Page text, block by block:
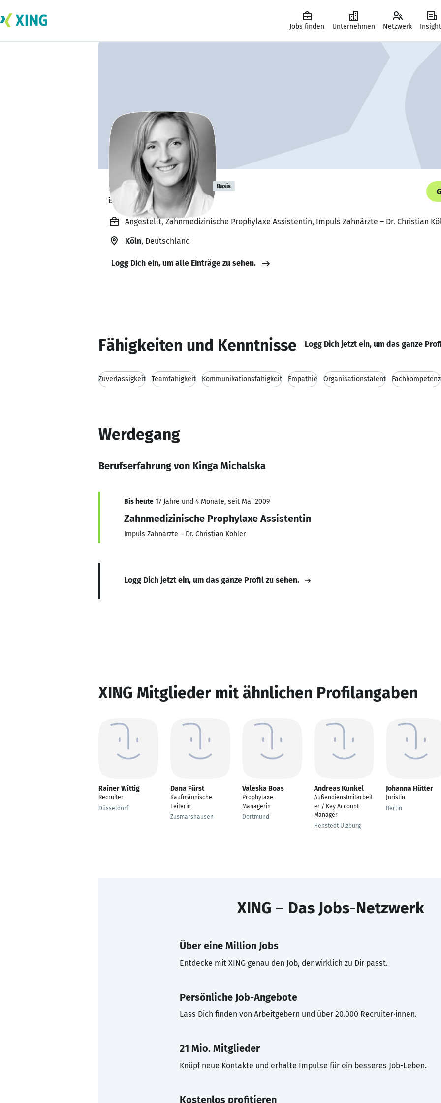
Jobs finden Unternehmen Netzwerk
Kinga Michalska Basis
ist offen für Projekte. 🔎
Angestellt, Zahnmedizinische Prophylaxe Assistentin, Impuls Zahnärzte – Dr. Christian
Köln, Deutschland
Logg Dich ein, um alle Einträge zu sehen.
Fähigkeiten und Kenntnisse Logg Dich jetzt ein, um das ganze
Zuverlässigkeit Teamfähigkeit Kommunikationsfähigkeit Empathie Organisationstalent Fachkompetenz
Werdegang
Berufserfahrung von Kinga Michalska
Bis heute 17 Jahre und 4 Monate, seit Mai 2009
Zahnmedizinische Prophylaxe Assistentin
Impuls Zahnärzte – Dr. Christian Köhler
Logg Dich jetzt ein, um das ganze Profil zu sehen.
XING Mitglieder mit ähnlichen Profilangaben
Rainer Wittig
Recruiter
Düsseldorf
Dana Fürst
Kaufmännische
Leiterin
Zusmarshausen
Valeska Boas
Prophylaxe
Managerin
Dortmund
Andreas Kunkel
Außendienstmitarbeit
er / Key Account
Manager
Henstedt Ulzburg
Johanna Hütter
Juristin
Berlin
XING – Das Jobs-Netzwerk
Über eine Million Jobs
Entdecke mit XING genau den Job, der wirklich zu Dir passt.
Persönliche Job-Angebote
Lass Dich finden von Arbeitgebern und über 20.000 Recruiter·innen.
21 Mio. Mitglieder
Knüpf neue Kontakte und erhalte Impulse für ein besseres Job-Leben.
Kostenlos profitieren